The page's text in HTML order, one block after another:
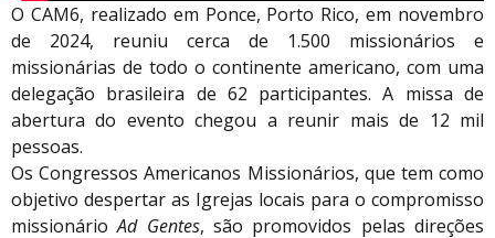
O CAM6, realizado em Ponce, Porto Rico, em novembro
de 2024, reuniu cerca de 1.500 missionários e
missionárias de todo o continente americano, com uma
delegação brasileira de 62 participantes. A missa de
abertura do evento chegou a reunir mais de 12 mil
pessoas.
Os Congressos Americanos Missionários, que tem como
objetivo despertar as Igrejas locais para o compromisso
missionárioAd Gentes, são promovidos pelas direções